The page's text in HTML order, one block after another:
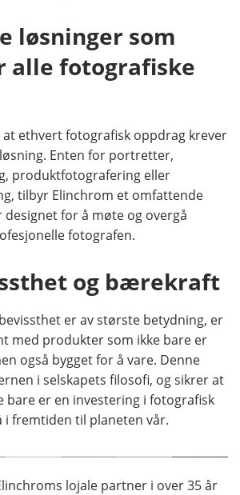
løsninger som
alle fotografiske
ethvert fotografisk oppdrag krever
Enten for portretter,
produktfotografering eller
tilbyr Elinchrom et omfattende
designet for å møte og overgå
fotografen.
og bærekraft
er av største betydning, er
med produkter som ikke bare er
også bygget for å vare. Denne
i selskapets filosofi, og sikrer at
bare er en investering i fotografisk
i fremtiden til planeten vår.
lojale partner i over 35 år